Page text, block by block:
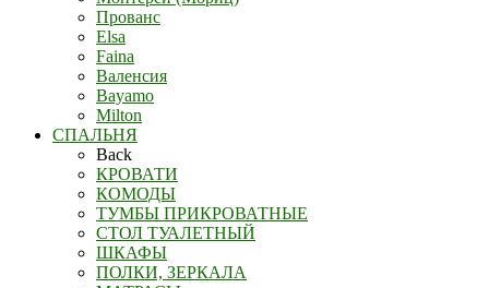
Прованс
Elsa
Faina
Валенсия
Bayamo
Milton
СПАЛЬНЯ
Back
КРОВАТИ
КОМОДЫ
ТУМБЫ ПРИКРОВАТНЫЕ
СТОЛ ТУАЛЕТНЫЙ
ШКАФЫ
ПОЛКИ, ЗЕРКАЛА